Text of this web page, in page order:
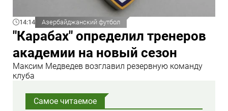
14:14 Азербайджанский футбол
"Карабах" определил тренеров
академии на новый сезон
Максим Медведев возглавил резервную команду
клуба
Самое читаемое